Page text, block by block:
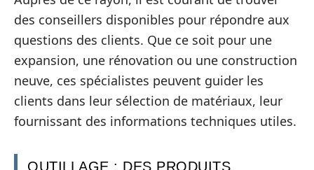
des conseillers disponibles pour répondre aux
questions des clients. Que ce soit pour une
expansion, une rénovation ou une construction
neuve, ces spécialistes peuvent guider les
clients dans leur sélection de matériaux, leur
fournissant des informations techniques utiles.
OUTILLAGE : DES PRODUITS